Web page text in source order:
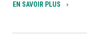
EN SAVOIR PLUS